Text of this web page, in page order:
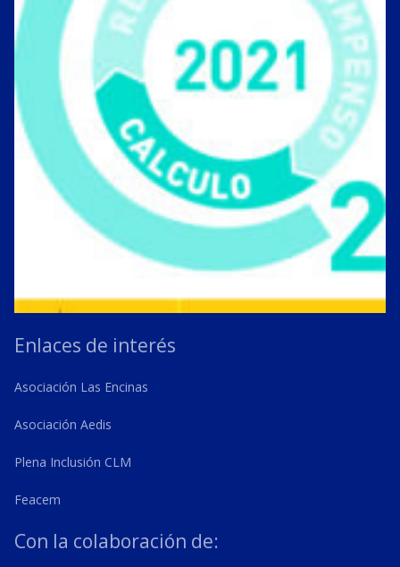
Enlaces de interés
Asociación Las Encinas
Asociación Aedis
Plena Inclusión CLM
Feacem
Con la colaboración de: